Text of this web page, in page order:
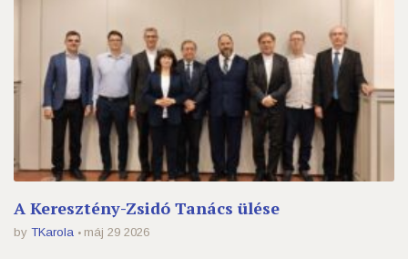
A Keresztény-Zsidó Tanács ülése
by TKarola máj 29 2026